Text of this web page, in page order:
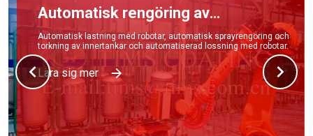
Automatisk rengöring av
produktionslinje för
varmvattenberedare tank
Automatisk lastning med robotar, automatisk sprayrengöring och
torkning av innertankar och automatiserad lossning med robotar.
Lära sig mer